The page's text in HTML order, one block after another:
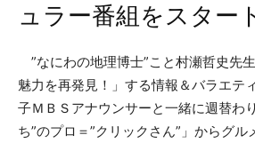
ュラー番組をスター
”なにわの地理博士”こと村瀬哲史先
魅力を再発見！」する情報＆バラエテ
子ＭＢＳアナウンサーと一緒に週替わ
ち”のプロ＝”クリックさん”」からグ